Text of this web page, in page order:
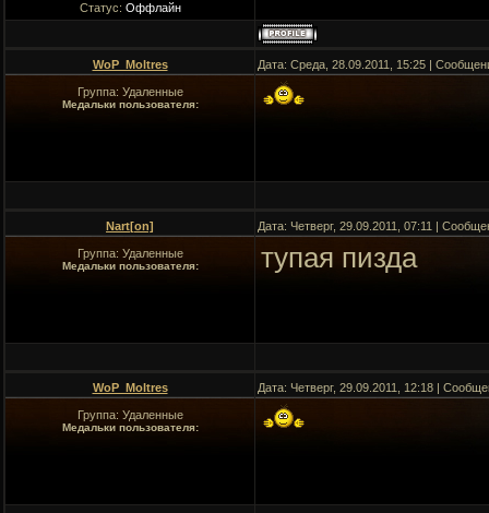
Статус: Оффлайн
WoP_Moltres Дата: Среда, 28.09.2011, 15:25 |
Группа: Удаленные
Медальки пользователя:
Nart[on] Дата: Четверг, 29.09.2011, 07:11 |
Группа: Удаленные
Медальки пользователя: тупая пизда
WoP_Moltres Дата: Четверг, 29.09.2011, 12:18 |
Группа: Удаленные
Медальки пользователя: